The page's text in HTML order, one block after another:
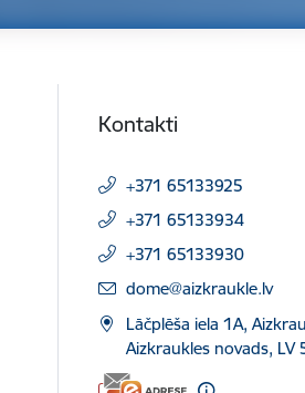
Kontakti
+371 65133925
+371 65133934
+371 65133930
E-pasts:
dome@aizkraukle.lv
Lāčplēša iela 1A,
Aizkraukles novads, LV